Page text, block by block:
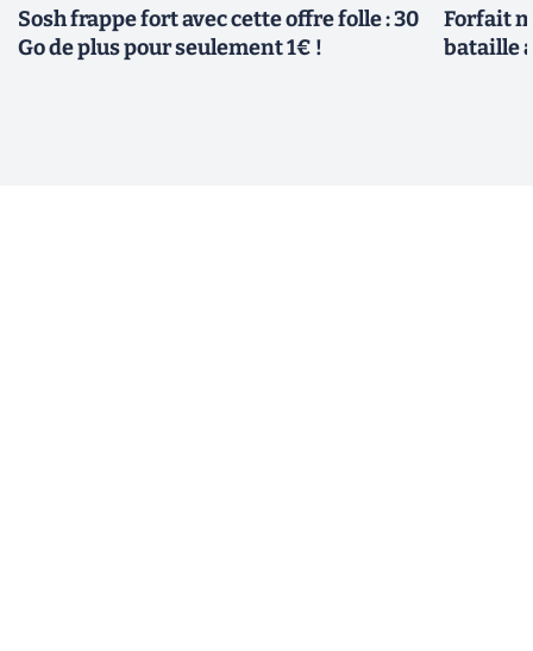
Sosh frappe fort avec cette offre folle : 30
Go de plus pour seulement 1€ !
Forfait
bataille